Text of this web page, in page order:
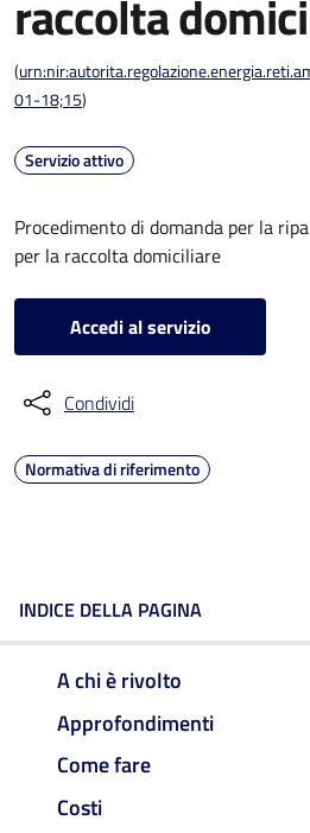
raccolta
(
01-18;15)
Servizio attivo
Procedimento di domanda per la
per la raccolta domiciliare
Accedi al servizio
Condividi
Normativa di riferimento
INDICE DELLA PAGINA
A chi è rivolto
Approfondimenti
Come fare
Costi